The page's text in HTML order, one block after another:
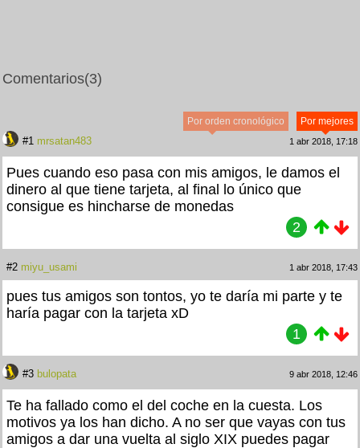
Comentarios(3)
Por mejores
Por orden cronológico
#1 mrsatan483 1 abr 2018, 17:18
Pues cuando eso pasa con mis amigos, le damos el
dinero al que tiene tarjeta, al final lo único que
consigue es hincharse de monedas
2
#2 miyu_usami 1 abr 2018, 17:43
pues tus amigos son tontos, yo te daría mi parte y te
haría pagar con la tarjeta xD
1
#3 bulopata 9 abr 2018, 12:46
Te ha fallado como el del coche en la cuesta. Los
motivos ya los han dicho. A no ser que vayas con tus
amigos a dar una vuelta al siglo XIX puedes pagar